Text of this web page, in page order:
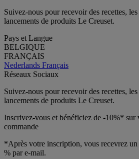
Suivez-nous pour recevoir des recettes,
lancements de produits Le Creuset.
Pays et Langue
BELGIQUE
FRANÇAIS
Nederlands Français
Réseaux Sociaux
Suivez-nous pour recevoir des recettes,
lancements de produits Le Creuset.
Inscrivez-vous et bénéficiez de -10%* sur
commande
*Après votre inscription, vous recevrez
% par e-mail.